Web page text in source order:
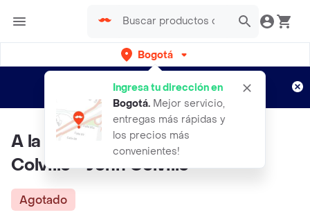
Bogotá
Ingresa tu dirección en
Bogotá. Mejor servicio,
entregas más rápidas y
los precios más
convenientes!
envíos gratis por semanas
Aplican TyC
A la Sombra de Churchill. John
Colville - John Colville
Agotado